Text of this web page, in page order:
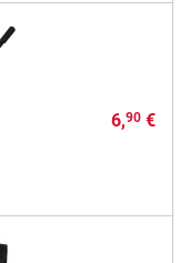
6,90€